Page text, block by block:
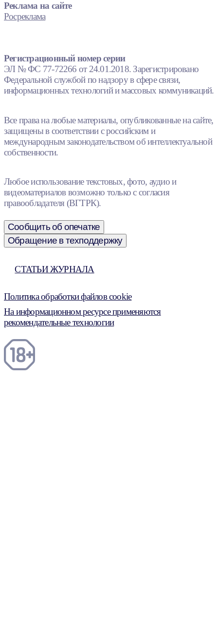
Реклама на сайте
Росреклама
Регистрационный номер серии
ЭЛ № ФС 77-72266 от 24.01.2018. Зарегистрировано
Федеральной службой по надзору в сфере связи,
информационных технологий и массовых коммуникаций.
Все права на любые материалы, опубликованные на сайте,
защищены в соответствии с российским и
международным законодательством об интеллектуальной
собственности.
Любое использование текстовых, фото, аудио и
видеоматериалов возможно только с согласия
правообладателя (ВГТРК).
Сообщить об опечатке
Обращение в техподдержку
СТАТЬИ ЖУРНАЛА
Политика обработки файлов cookie
На информационном ресурсе применяются
рекомендательные технологии